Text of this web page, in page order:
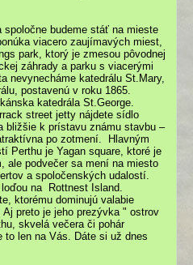
budeme stáť na mieste
viacero zaujímavých miest,
park, ktorý je zmesou pôvodnej
záhrady a parku s viacerými
nevynecháme katedrálu St.Mary,
postavenú v roku 1865.
katedrála St.George.
street jetty nájdete sídlo
bližšie k prístavu známu stavbu –
po zotmení. Hlavným
Perthu je Yagan square, ktoré je
ale podvečer sa mení na miesto
a spoločenských udalostí.
na Rottnest Island.
ktorému dominujú valabie
preto je jeho prezývka " ostrov
skvelá večera či pohár
to len na Vás. Dáte si už dnes